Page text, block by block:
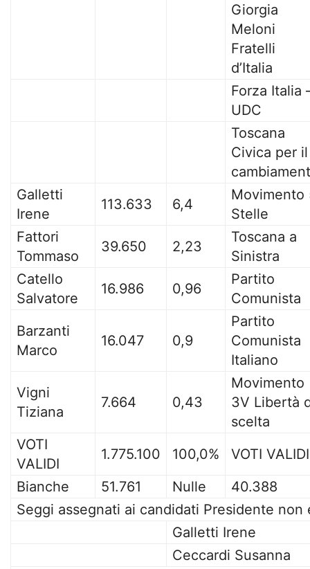
Giorgia
Meloni
Fratelli
d’Italia
Forza Italia
UDC
Toscana
Civica per il
Galletti
Irene
113.633 6,4
Movimento
Stelle
Fattori
Tommaso
39.650 2,23
Toscana a
Sinistra
Catello
Salvatore
16.986 0,96
Partito
Comunista
Barzanti
Marco
16.047 0,9
Partito
Comunista
Italiano
Vigni
Tiziana
7.664 0,43
Movimento
3V Libertà
scelta
VOTI
VALIDI
1.775.100 100,0%
VOTI VALIDI
Bianche
51.761 Nulle
40.388
Seggi assegnati ai candidati Presidente non
Galletti Irene
Ceccardi Susanna